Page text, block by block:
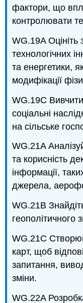
фактори, що
контролювати
WG.19A
технологічних
та енергетики,
модифікації
WG.19C Вивчити
соціальні
на сільське
WG.21A
та корисність
інформації,
джерела,
WG.21B
геополітичного
WG.21C
карт, щоб
запитання,
зміни.
WG.22A